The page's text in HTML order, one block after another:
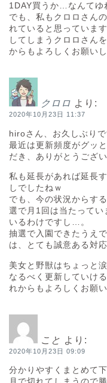
1DAY買うか…なんてゆ
でも、私もクロロさん
れていると思っていま
してしまうクロロさん
からもよろしくお願いし
クロロ より:
2020年10月23日 11:37
hiroさん、お久しぶりで
最近は更新頻度がグッ
だき、ありがとうござい
私も延長があれば延長
しでしたねｗ
でも、今の状況からす
選で月1回は当たってい
いるわけですし…。
抽選で入園できたうえ
は、とても誠意ある対
美女と野獣はちょっと
なるべく更新していけ
れからもよろしくお願
こと より:
2020年10月23日 09:09
分かりやすくまとめて